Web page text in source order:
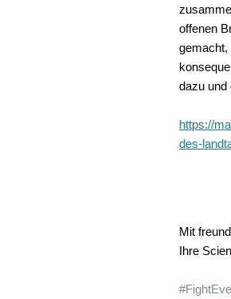
offenen
gemacht,
dazu und
https://
des-
Mit
Ihre